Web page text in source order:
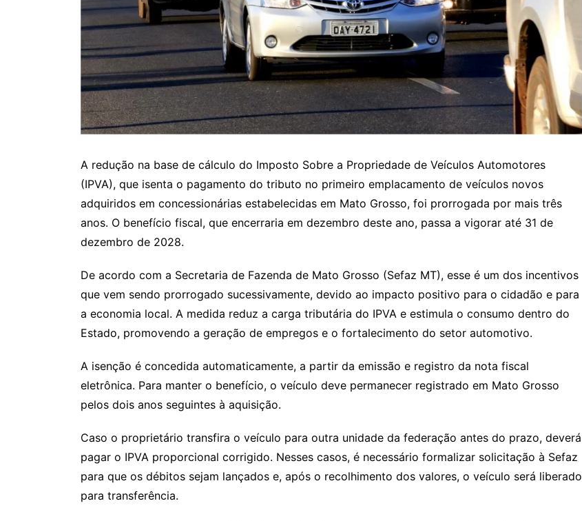
A redução na base de cálculo do Imposto Sobre a Propriedade de Veículos Automotores
(IPVA), que isenta o pagamento do tributo no primeiro emplacamento de veículos novos
adquiridos em concessionárias estabelecidas em Mato Grosso, foi prorrogada por mais três
anos. O benefício fiscal, que encerraria em dezembro deste ano, passa a vigorar até 31 de
dezembro de 2028.
De acordo com a Secretaria de Fazenda de Mato Grosso (Sefaz MT), esse é um dos incentivos
que vem sendo prorrogado sucessivamente, devido ao impacto positivo para o cidadão e para
a economia local. A medida reduz a carga tributária do IPVA e estimula o consumo dentro do
Estado, promovendo a geração de empregos e o fortalecimento do setor automotivo.
A isenção é concedida automaticamente, a partir da emissão e registro da nota fiscal
eletrônica. Para manter o benefício, o veículo deve permanecer registrado em Mato Grosso
pelos dois anos seguintes à aquisição.
Caso o proprietário transfira o veículo para outra unidade da federação antes do prazo, deverá
pagar o IPVA proporcional corrigido. Nesses casos, é necessário formalizar solicitação à Sefaz
para que os débitos sejam lançados e, após o recolhimento dos valores, o veículo será liberado
para transferência.